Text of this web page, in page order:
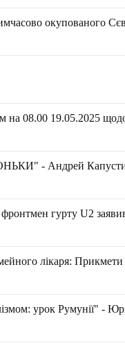
окупованого
на 08.00 19.05.2025
- Андрей
фронтмен гурту U2
лікаря:
урок Румунії" -